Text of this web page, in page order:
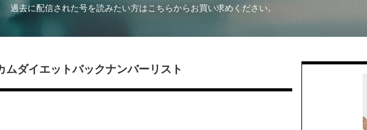
過去に配信された号を読みたい方はこちらからお買い求めください。
ムダイエットバックナンバーリスト